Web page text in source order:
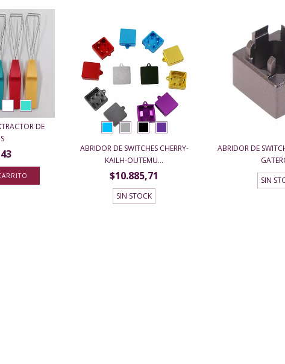
DE
ABRIDOR DE SWITCHES CHERRY-
KAILH-OUTEMU...
$10.885,71
SIN STOCK
ABRIDOR DE
SIN